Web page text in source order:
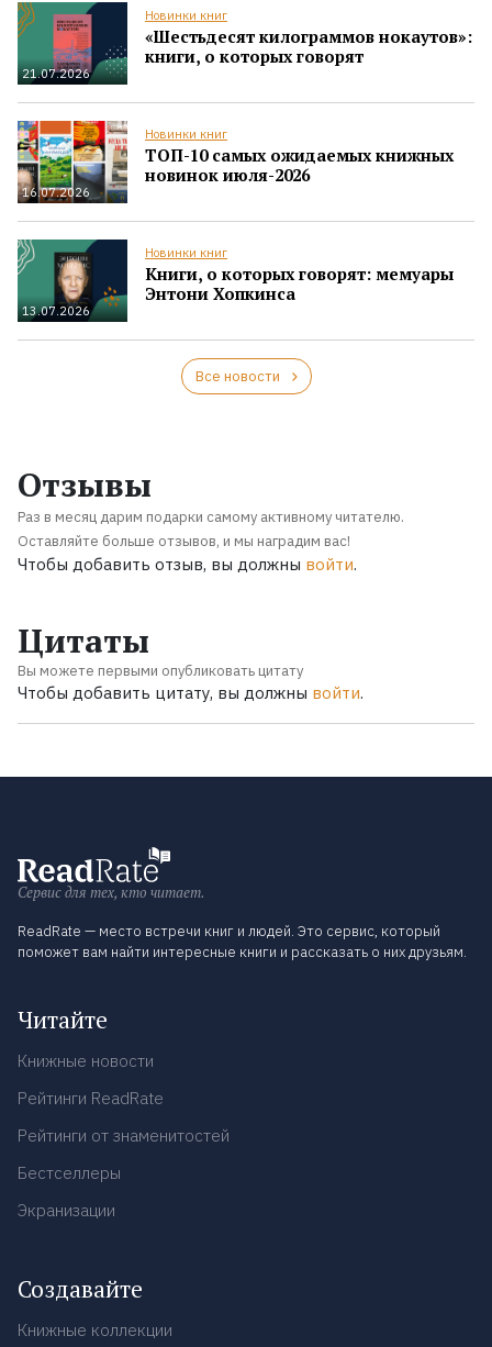
21.07.2026
Новинки книг
«Шестьдесят килограммов нокаутов»:
книги, о которых говорят
16.07.2026
Новинки книг
ТОП-10 самых ожидаемых книжных
новинок июля-2026
13.07.2026
Новинки книг
Книги, о которых говорят: мемуары
Энтони Хопкинса
Все новости
Отзывы
Раз в месяц дарим подарки самому активному читателю.
Оставляйте больше отзывов, и мы наградим вас!
Чтобы добавить отзыв, вы должны войти.
Цитаты
Вы можете первыми опубликовать цитату
Чтобы добавить цитату, вы должны войти.
Сервис для тех, кто читает.
ReadRate — место встречи книг и людей. Это сервис, который
поможет вам найти интересные книги и рассказать о них друзьям.
Читайте
Книжные новости
Рейтинги ReadRate
Рейтинги от знаменитостей
Бестселлеры
Экранизации
Создавайте
Книжные коллекции